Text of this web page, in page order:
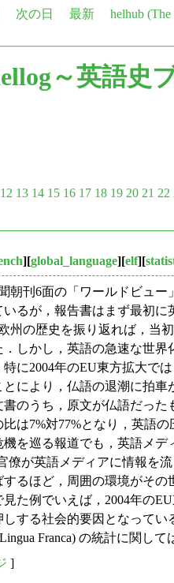
次の日 最新
helhub
～英語史
12 13 14 15 16 17 18 19 20 21 22
][global_language][elf][
朝刊6面の「ワールドビュー
るが，報告書はまず最初
州の歴史を振り返れば，当
しかし，英語の急速な世
に2004年のEU東方拡大で
により，仏語の退潮に拍車
のうち，原文が仏語だっ
は7%対77%となり，英語
を巡る報道でも，英語メデ
僚が英語メディアに情報を
るほど，周囲の環境がその
た例でいえば，2004年の
する社会的要因となってい
Franca) の統計に関して
]